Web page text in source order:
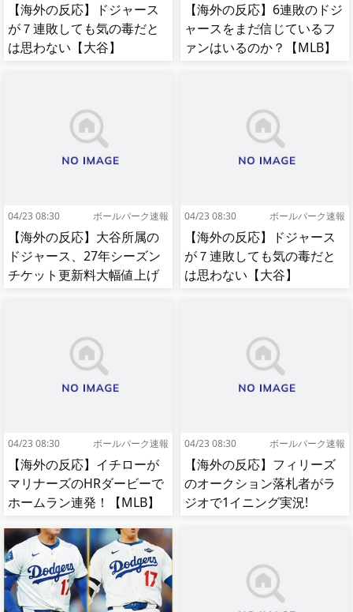
【海外の反応】ドジャース
が７連敗しても気の毒だと
は思わない【大谷】
【海外の反応】6連敗のドジ
ャースをまだ信じているフ
ァンはいるのか？【MLB】
04/23 08:30 ボールパーク速報
【海外の反応】大谷所属の
ドジャース、27年シーズン
チケット更新料大幅値上げ
04/23 08:30 ボールパーク速報
【海外の反応】ドジャース
が７連敗しても気の毒だと
は思わない【大谷】
04/23 08:30 ボールパーク速報
【海外の反応】イチローが
マリナーズのHRダービーで
ホームラン連発！【MLB】
04/23 08:30 ボールパーク速報
【海外の反応】フィリーズ
のオークション落札者がラ
ジオで1イニング実況!